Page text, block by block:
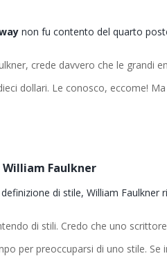
non fu contento del quarto
crede davvero che le grandi
dollari. Le conosco, eccome!
Faulkner
di stile, William Faulkner
di stili. Credo che uno
per preoccuparsi di uno stile. Se